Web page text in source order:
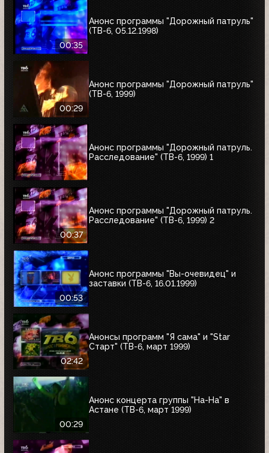
00:35
Анонс программы "Дорожный патруль"
(ТВ-6, 05.12.1998)
00:29
Анонс программы "Дорожный патруль"
(ТВ-6, 1999)
Анонс программы "Дорожный патруль.
Расследование" (ТВ-6, 1999) 1
00:37
Анонс программы "Дорожный патруль.
Расследование" (ТВ-6, 1999) 2
00:53
Анонс программы "Вы-очевидец" и
заставки (ТВ-6, 16.01.1999)
02:42
Анонсы программ "Я сама" и "Star
Старт" (ТВ-6, март 1999)
00:29
Анонс концерта группы "На-На" в
Астане (ТВ-6, март 1999)